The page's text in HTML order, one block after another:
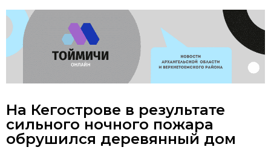
На Кегострове в результате
сильного ночного пожара
обрушился деревянный дом